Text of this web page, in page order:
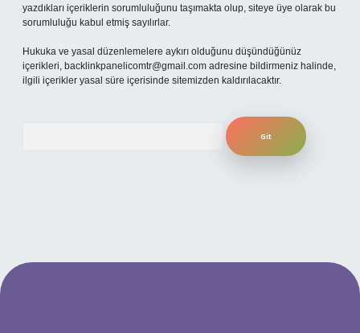
yazdıkları içeriklerin sorumluluğunu taşımakta olup, siteye üye olarak bu
sorumluluğu kabul etmiş sayılırlar.
Hukuka ve yasal düzenlemelere aykırı olduğunu düşündüğünüz
içerikleri, backlinkpanelicomtr@gmail.com adresine bildirmeniz halinde,
ilgili içerikler yasal süre içerisinde sitemizden kaldırılacaktır.